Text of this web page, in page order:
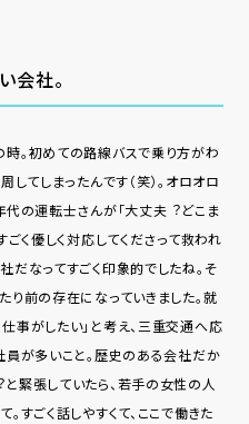
会社。
。初めての路線バスで乗り⽅がわ
してしまったんです（笑）。オロオロ
代の運転⼠さんが「⼤丈夫︖どこま
ごく優しく対応してくださって救われ
だなってすごく印象的でしたね。そ
り前の存在になっていきました。就
事がしたい」と考え、三重交通へ応
員が多いこと。歴史のある会社だか
緊張していたら、若手の女性の人
すごく話しやすくて、ここで働きた